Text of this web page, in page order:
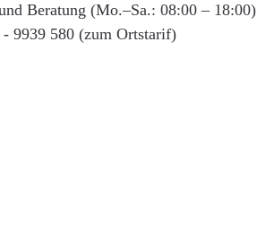
Beratung (Mo.–Sa.: 08:00 –
- 9939 580 (zum Ortstarif)